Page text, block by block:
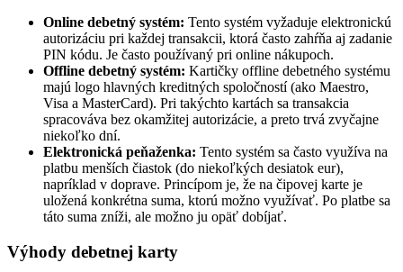
Online debetný systém: Tento systém vyžaduje elektronickú
autorizáciu pri každej transakcii, ktorá často zahŕňa aj zadanie
PIN kódu. Je často používaný pri online nákupoch.
Offline debetný systém: Kartičky offline debetného systému
majú logo hlavných kreditných spoločností (ako Maestro,
Visa a MasterCard). Pri takýchto kartách sa transakcia
spracováva bez okamžitej autorizácie, a preto trvá zvyčajne
niekoľko dní.
Elektronická peňaženka: Tento systém sa často využíva na
platbu menších čiastok (do niekoľkých desiatok eur),
napríklad v doprave. Princípom je, že na čipovej karte je
uložená konkrétna suma, ktorú možno využívať. Po platbe sa
táto suma zníži, ale možno ju opäť dobíjať.
Výhody debetnej karty